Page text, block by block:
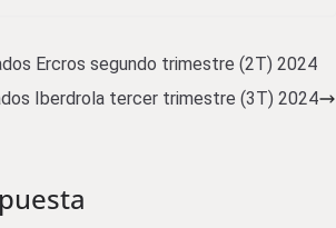
Ercros segundo trimestre (2T) 2024
Iberdrola tercer trimestre (3T) 2024